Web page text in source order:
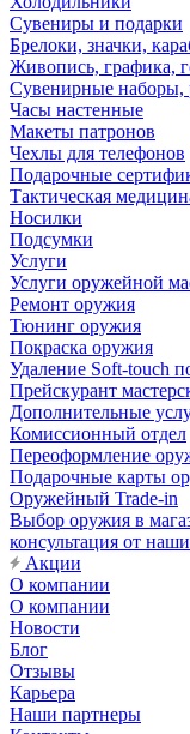
Сувениры и подарки
Брелоки, значки,
Живопись, графика,
Сувенирные наборы,
Часы настенные
Макеты патронов
Чехлы для телефонов
Подарочные
Тактическая
Носилки
Подсумки
Услуги
Услуги оружейной
Ремонт оружия
Тюнинг оружия
Покраска оружия
Удаление Soft-touch
Прейскурант
Дополнительные
Комиссионный отдел
Переоформление
Подарочные карты
Оружейный Trade-in
Выбор оружия в
консультация от
Акции
О компании
О компании
Новости
Блог
Отзывы
Карьера
Наши партнеры